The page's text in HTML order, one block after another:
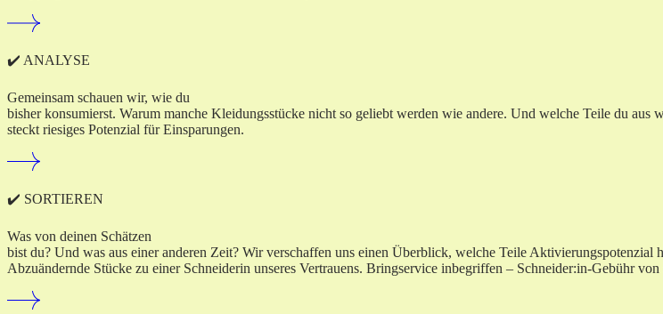
✔️ ANALYSE
Gemeinsam schauen wir, wie du
bisher konsumierst. Warum manche Kleidungsstücke nicht so geliebt werden wie andere. Und welche Teile du
steckt riesiges Potenzial für Einsparungen.
✔️ SORTIEREN
Was von deinen Schätzen
bist du? Und was aus einer anderen Zeit? Wir verschaffen uns einen Überblick, welche Teile
Abzuändernde Stücke zu einer Schneiderin unseres Vertrauens. Bringservice inbegriffen – Schneider:in-Gebühr von